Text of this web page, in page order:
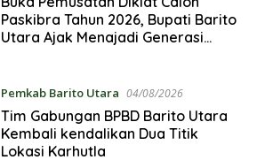
Paskibra Tahun 2026, Bupati Barito
Utara Ajak Menajadi Generasi
Pemkab Barito Utara 04/08/2026
Tim Gabungan BPBD Barito Utara
Kembali kendalikan Dua Titik
Lokasi Karhutla